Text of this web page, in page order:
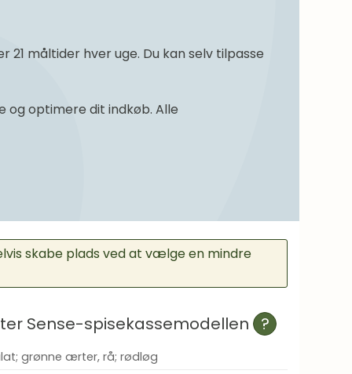
måltider hver uge. Du kan selv tilpasse
optimere dit indkøb. Alle
skabe plads ved at vælge en mindre
Sense-spisekassemodellen ?
grønne ærter, rå; rødløg